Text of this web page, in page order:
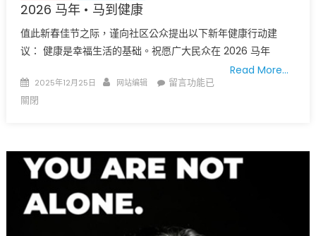
中
国
代
“回
望
中
2026 马年 • 马到健康
值此新春佳节之际，谨向社区公众提出以下新年健康行动建
议： 健康是幸福生活的基础。祝愿广大民众在 2026 马年
Read More…
Posted
on
2025年12月25日 Author
网站编辑
在
到
中
留言功能已
關閉